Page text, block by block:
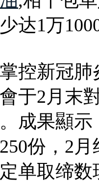
达1万
控新冠
于2月末
成果顯示
份，2
单取缔数